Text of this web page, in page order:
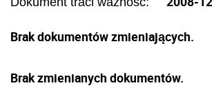
Brak dokumentów zmieniających.
Brak zmienianych dokumentów.